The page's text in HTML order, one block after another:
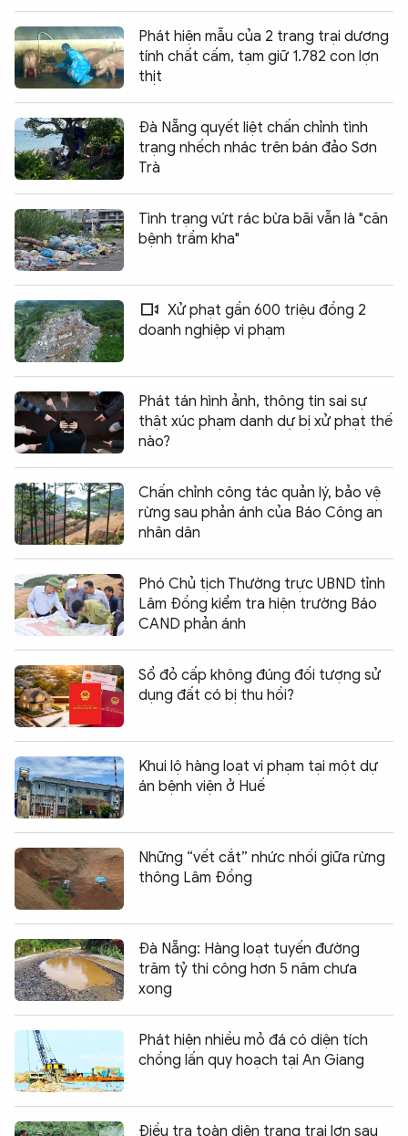
Phát hiện mẫu của 2 trang trại dương
tính chất cấm, tạm giữ 1.782 con lợn
thịt
Đà Nẵng quyết liệt chấn chỉnh tình
trạng nhếch nhác trên bán đảo Sơn
Trà
Tình trạng vứt rác bừa bãi vẫn là "căn
bệnh trầm kha"
Xử phạt gần 600 triệu đồng 2
doanh nghiệp vi phạm
Phát tán hình ảnh, thông tin sai sự
thật xúc phạm danh dự bị xử phạt thế
nào?
Chấn chỉnh công tác quản lý, bảo vệ
rừng sau phản ánh của Báo Công an
nhân dân
Phó Chủ tịch Thường trực UBND tỉnh
Lâm Đồng kiểm tra hiện trường Báo
CAND phản ánh
Sổ đỏ cấp không đúng đối tượng sử
dụng đất có bị thu hồi?
Khui lộ hàng loạt vi phạm tại một dự
án bệnh viện ở Huế
Những “vết cắt” nhức nhối giữa rừng
thông Lâm Đồng
Đà Nẵng: Hàng loạt tuyến đường
trăm tỷ thi công hơn 5 năm chưa
xong
Phát hiện nhiều mỏ đá có diện tích
chồng lấn quy hoạch tại An Giang
Điều tra toàn diện trang trại lợn sau